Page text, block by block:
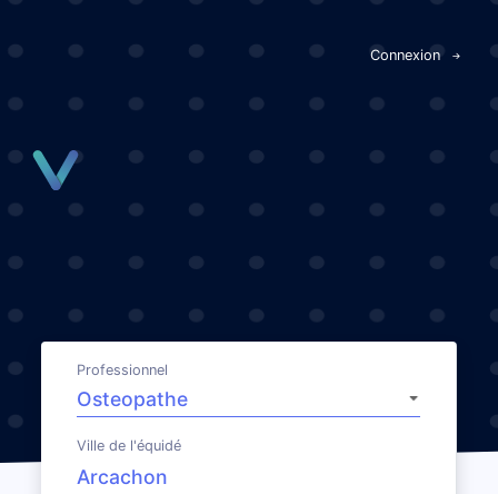
Connexion
Professionnel
Ville de l'équidé